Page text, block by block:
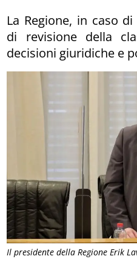
Il presidente della Regione Erik
La Regione, in caso
di revisione della
decisioni giuridiche e